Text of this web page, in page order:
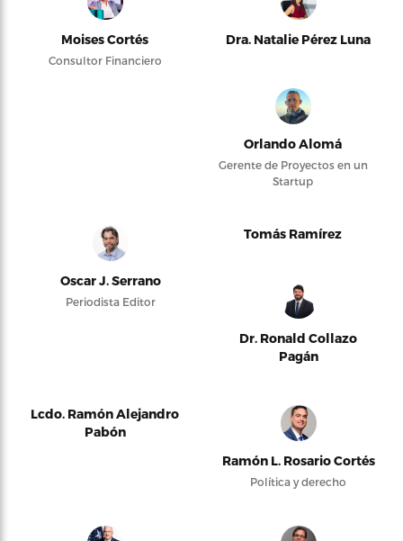
Moises Cortés
Consultor Financiero
Dra. Natalie Pérez Luna
Orlando Alomá
Gerente de Proyectos en un
Startup
Oscar J. Serrano
Periodista Editor
Tomás Ramírez
Dr. Ronald Collazo
Pagán
Lcdo. Ramón Alejandro
Pabón
Ramón L. Rosario Cortés
Política y derecho